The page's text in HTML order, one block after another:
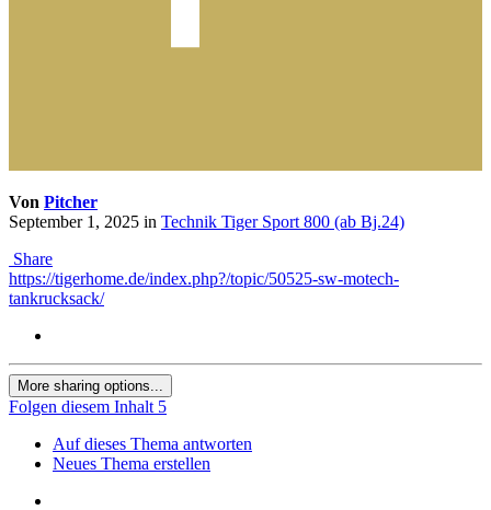
Von Pitcher
September 1, 2025 in Technik Tiger Sport 800 (ab Bj.24)
Share
https://tigerhome.de/index.php?/topic/50525-sw-motech-
tankrucksack/
More sharing options...
Folgen diesem Inhalt 5
Auf dieses Thema antworten
Neues Thema erstellen